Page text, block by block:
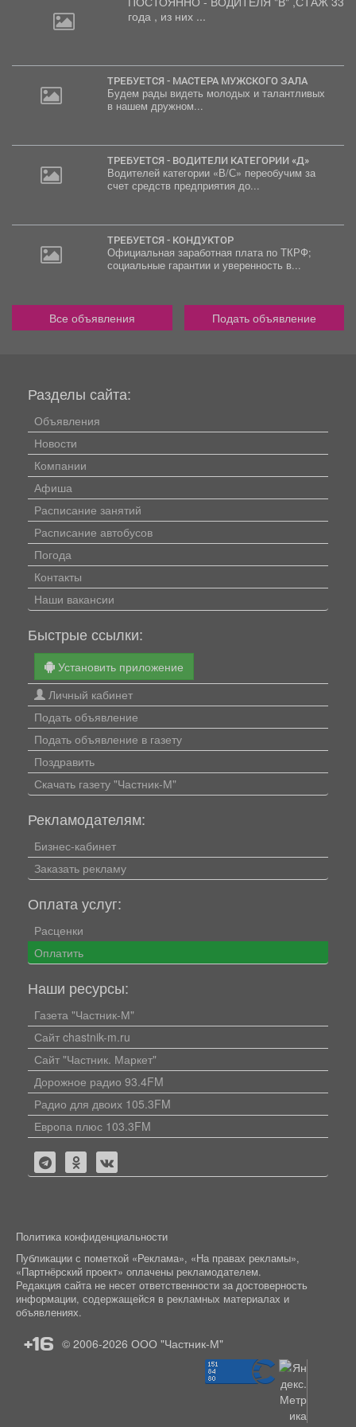
года , из них ...
ТРЕБУЕТСЯ - МАСТЕРА МУЖСКОГО ЗАЛА
Будем рады видеть молодых и талантливых
в нашем дружном...
ТРЕБУЕТСЯ - ВОДИТЕЛИ КАТЕГОРИИ «Д»
Водителей категории «В/С» переобучим за
счет средств предприятия до...
ТРЕБУЕТСЯ - КОНДУКТОР
Официальная заработная плата по ТКРФ;
социальные гарантии и уверенность в...
Все объявления Подать объявление
Разделы сайта:
Объявления
Новости
Компании
Афиша
Расписание занятий
Расписание автобусов
Погода
Контакты
Наши вакансии
Быстрые ссылки:
Установить приложение
Личный кабинет
Подать объявление
Подать объявление в газету
Поздравить
Скачать газету "Частник-М"
Рекламодателям:
Бизнес-кабинет
Заказать рекламу
Оплата услуг:
Расценки
Оплатить
Наши ресурсы:
Газета "Частник-М"
Сайт chastnik-m.ru
Сайт "Частник. Маркет"
Дорожное радио 93.4FM
Радио для двоих 105.3FM
Европа плюс 103.3FM
Политика конфиденциальности
Публикации с пометкой «Реклама», «На правах рекламы»,
«Партнёрский проект» оплачены рекламодателем.
Редакция сайта не несет ответственности за достоверность
информации, содержащейся в рекламных материалах и
объявлениях.
+16 © 2006-2026 ООО "Частник-М"